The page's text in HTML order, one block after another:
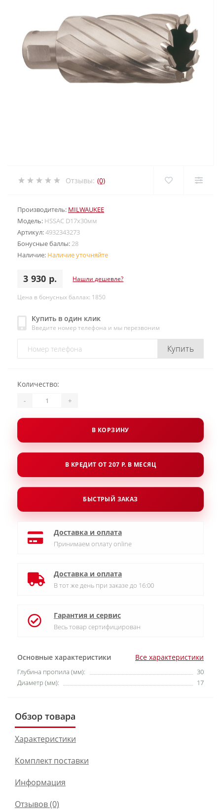
Отзывы: (0)
Производитель: MILWAUKEE
Модель: HSSAC D17х30мм
Артикул:4932343273
Бонусные баллы:28
Наличие: Наличие уточняйте
3 930 р. Нашли дешевле?
Цена в бонусных баллах: 1850
Купить в один клик
Введите номер телефона и мы перезвоним
Купить
Основные характеристики Все характеристики
Глубина пропила (мм):
30
Диаметр (мм):
17
Количество:
- +
В КОРЗИНУ
В КРЕДИТ ОТ 207 Р. В МЕСЯЦ
БЫСТРЫЙ ЗАКАЗ
Доставка и оплата
Принимаем оплату online
Доставка и оплата
В тот же день при заказе до 16:00
Гарантия и сервис
Весь товар сертифицирован
Обзор товара
Характеристики
Комплект поставки
Информация
Отзывов (0)